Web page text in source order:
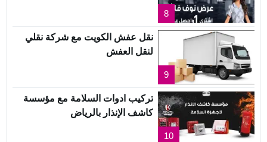
8
9
نقل عفش الكويت مع شركة نقلي
لنقل العفش
10
تركيب ادوات السلامة مع مؤسسة
كاشف الإنذار بالرياض